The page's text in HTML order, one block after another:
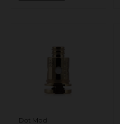
Dot Mod